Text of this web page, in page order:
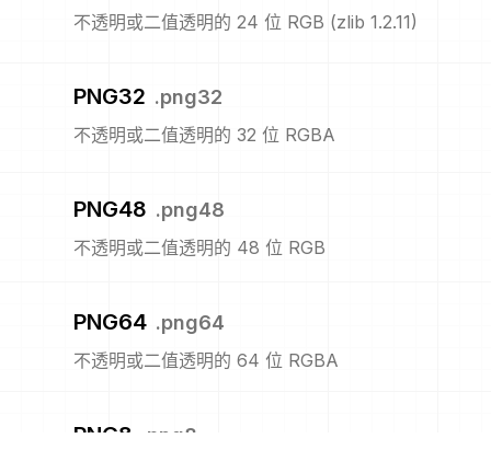
不透明或二值透明的 24 位 RGB (zlib 1.2.11)
PNG32 .png32
不透明或二值透明的 32 位 RGBA
PNG48 .png48
不透明或二值透明的 48 位 RGB
PNG64 .png64
不透明或二值透明的 64 位 RGBA
PNG8 png8